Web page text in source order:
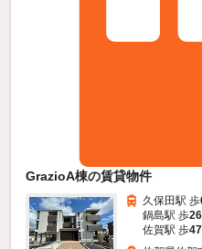
GrazioA棟の賃貸物件
久保田駅 歩
鍋島駅 歩26
佐賀駅 歩47